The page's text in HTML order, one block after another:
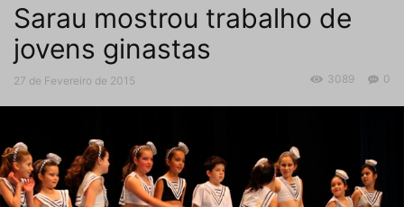
Sarau mostrou trabalho de
jovens ginastas
27 de Fevereiro de 2015 0
3089